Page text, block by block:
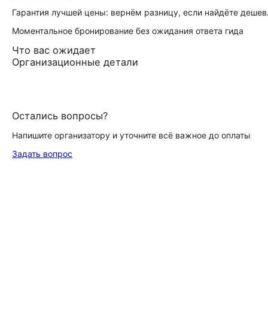
Гарантия лучшей цены: вернём разницу, если найдёте
Моментальное бронирование без ожидания ответа гида
Что вас ожидает
Организационные детали
Остались вопросы?
Напишите организатору и уточните всё важное до оплаты
Задать вопрос